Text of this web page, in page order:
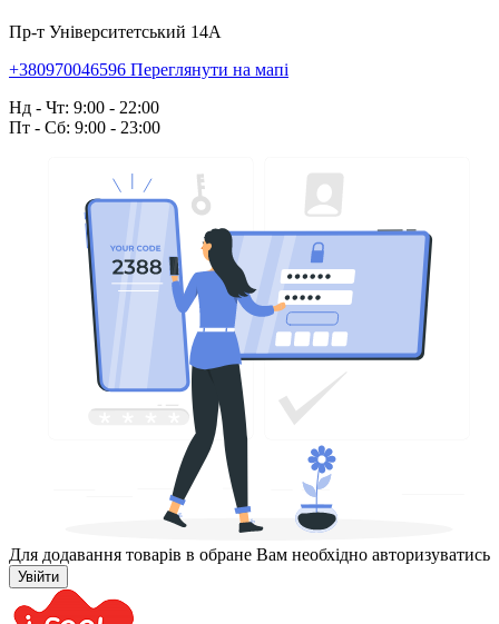
Пр-т Університетський 14А
+380970046596 Переглянути на мапі
Нд - Чт: 9:00 - 22:00
Пт - Сб: 9:00 - 23:00
Для додавання товарів в обране Вам необхідно авторизуватись
Увійти